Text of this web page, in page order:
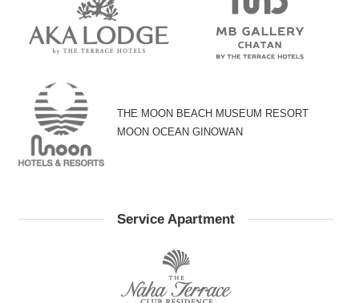
THE MOON BEACH MUSEUM RESORT
MOON OCEAN GINOWAN
Service Apartment